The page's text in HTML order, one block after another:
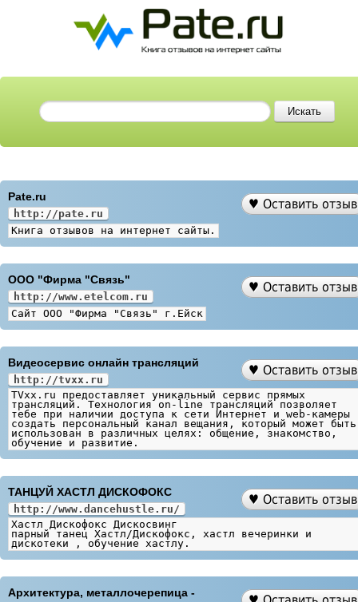
Pate.ru
http://pate.ru
Книга отзывов на интернет сайты.
ООО "Фирма "Связь"
http://www.etelcom.ru
Сайт ООО "Фирма "Связь" г.Ейск
Видеосервис онлайн трансляций
http://tvxx.ru
TVxx.ru предоставляет уникальный сервис прямых
трансляций. Технология on-line трансляций позволяет
тебе при наличии доступа к сети Интернет и web-камеры
создать персональный канал вещания, который может быть
использован в различных целях: общение, знакомство,
обучение и развитие.
ТАНЦУЙ ХАСТЛ ДИСКОФОКС
http://www.dancehustle.ru/
Хастл Дискофокс Дискосвинг
парный танец Хастл/Дискофокс, хастл вечеринки и
дискотеки , обучение хастлу.
Архитектура, металлочерепица -